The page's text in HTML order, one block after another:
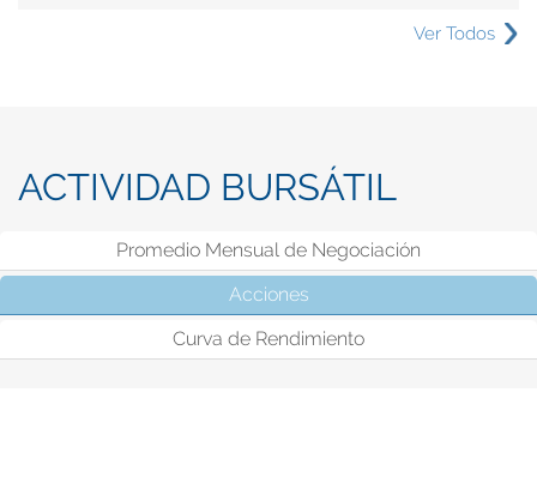
Ver Todos
ACTIVIDAD BURSÁTIL
Promedio Mensual de Negociación
Acciones
Curva de Rendimiento